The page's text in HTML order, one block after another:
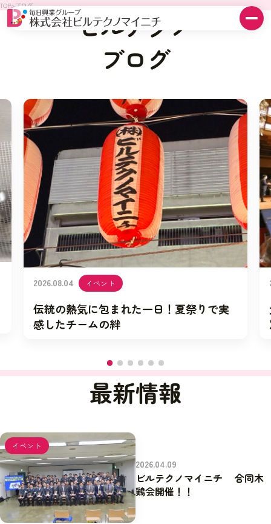
TOP>ブログ
ビルテクノ
ブログ
2026.08.04 イベント
伝統の熱気に包まれた一日！夏祭りで実
感したチームの絆
最新情報
イベント
2026.04.09
ビルテクノマイニチ 合同木
鶏会開催！！